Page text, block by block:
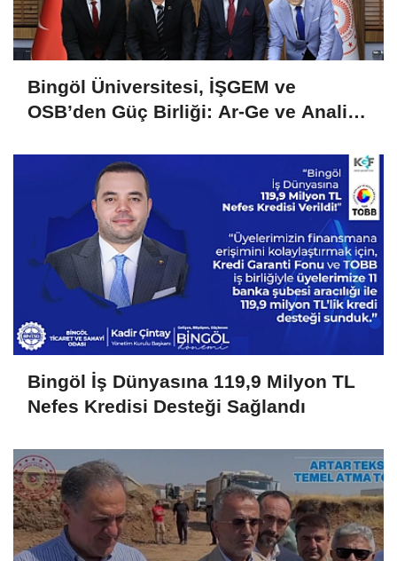
Bingöl Üniversitesi, İŞGEM ve
OSB’den Güç Birliği: Ar-Ge ve Analiz
Bingöl İş Dünyasına 119,9 Milyon TL
Nefes Kredisi Desteği Sağlandı